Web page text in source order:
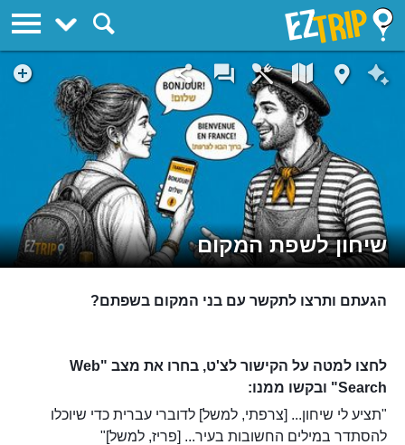
שיחון לשפת המקום
הגעתם ותרצו לתקשר עם בני המקום בשפתם?
לחצו למטה על הקישור לצ'ט, בחרו את מצב "Web
Search" ובקשו ממנו:
"תציע לי שיחון... [צרפתי, למשל] לדוברי עברית כדי שיוכלו
להסתדר במילים החשובות בעיר... [פריז, למשל]"
EZTrip